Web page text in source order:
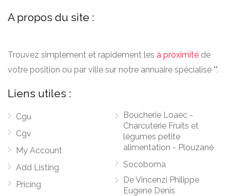
A propos du site :
Trouvez simplement et rapidement les à proximité de
votre position ou par ville sur notre annuaire spécialisé "".
Liens utiles :
Cgu
Cgv
My Account
Add Listing
Pricing
Boucherie Loaec -
Charcuterie Fruits et
légumes petite
alimentation - Plouzané
Socoboma
De Vincenzi Philippe
Eugene Denis